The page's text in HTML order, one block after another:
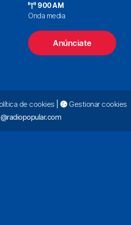
900 AM
Onda media
Anúnciate
de cookies
Gestionar cookies